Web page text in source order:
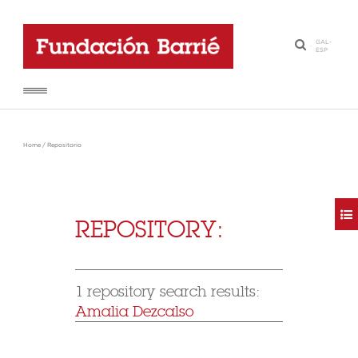
·
GAL-
ESP
Home / Repositorio
REPOSITORY:
1 repository search results:
Amalia Dezcalso